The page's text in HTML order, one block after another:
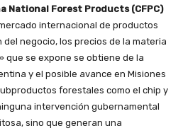
National Forest Products (CFPC)
internacional de productos
negocio, los precios de la materia
que se expone se obtiene de la
y el posible avance en Misiones
forestales como el chip y
intervención gubernamental
sino que generan una